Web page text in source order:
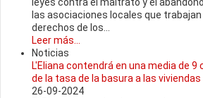
las asociaciones locales que
derechos de los...
Leer más...
Noticias
L'Eliana contendrá en una media de
de la tasa de la basura a las viviendas
26-09-2024